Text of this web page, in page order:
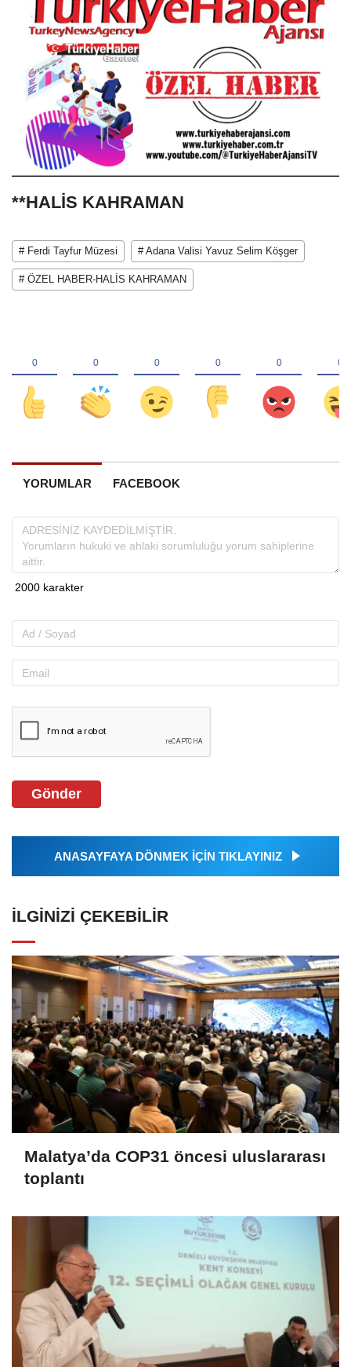
**HALİS KAHRAMAN
# Ferdi Tayfur Müzesi # Adana Valisi Yavuz Selim Köşger
# ÖZEL HABER-HALİS KAHRAMAN
YORUMLAR FACEBOOK
Gönder
ANASAYFAYA DÖNMEK İÇİN TIKLAYINIZ
İLGINIZI ÇEKEBILIR
Malatya’da COP31 öncesi uluslararası
toplantı